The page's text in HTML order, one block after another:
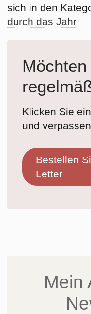
sich in den
durch das Jahr
Möchten
Klicken Sie
und
Bestellen
Letter
Mein